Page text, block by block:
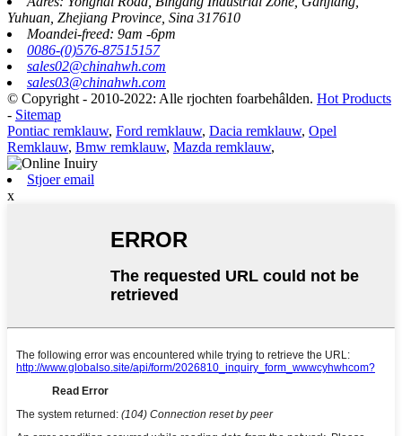
Yuhuan, Zhejiang Province, Sina 317610
Moandei-freed: 9am -6pm
0086-(0)576-87515157
sales02@chinahwh.com
sales03@chinahwh.com
© Copyright - 2010-2022: Alle rjochten foarbehâlden. Hot Products
- Sitemap
Pontiac remklauw, Ford remklauw, Dacia remklauw, Opel
Remklauw, Bmw remklauw, Mazda remklauw,
Stjoer email
x